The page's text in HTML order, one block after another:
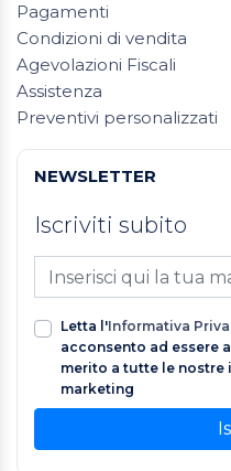
Pagamenti
Condizioni di vendita
Agevolazioni Fiscali
Assistenza
Preventivi personalizzati
NEWSLETTER
Iscriviti subito
Letta l'Informativa
acconsento ad essere
merito a tutte le
marketing